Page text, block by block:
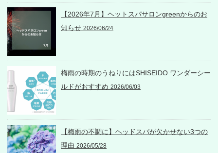
【2026年7月】ヘットスパサロンgreenからのお
知らせ 2026/06/24
梅雨の時期のうねりにはSHISEIDO ワンダーシー
ルドがおすすめ 2026/06/03
【梅雨の不調に】ヘッドスパが欠かせない3つの
理由 2026/05/28